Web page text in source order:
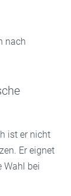
nach
ist er nicht
Er eignet
Wahl bei